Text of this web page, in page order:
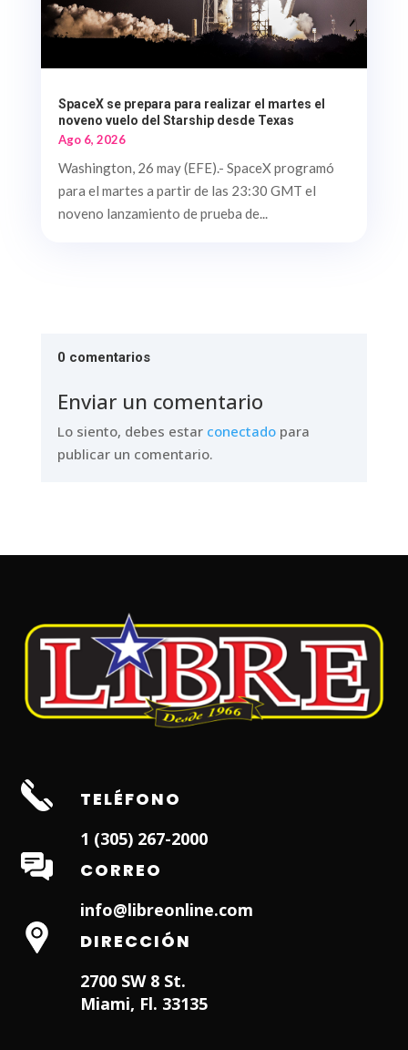
SpaceX se prepara para realizar el martes el
noveno vuelo del Starship desde Texas
Ago 6, 2026
Washington, 26 may (EFE).- SpaceX programó
para el martes a partir de las 23:30 GMT el
noveno lanzamiento de prueba de...
0 comentarios
Enviar un comentario
Lo siento, debes estar conectadopara
publicar un comentario.
TELÉFONO
1 (305) 267-2000
CORREO
info@libreonline.com
DIRECCIÓN
2700 SW 8 St.
Miami, Fl. 33135